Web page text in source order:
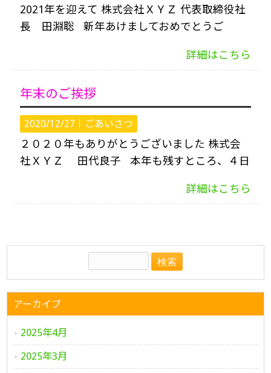
2021年を迎えて 株式会社ＸＹＺ 代表取締役社
長 田淵聡 新年あけましておめでとうご
詳細はこちら
年末のご挨拶
2020/12/27｜ ごあいさつ
２０２０年もありがとうございました 株式会
社ＸＹＺ 田代良子 本年も残すところ、４日
詳細はこちら
アーカイブ
2025年4月
2025年3月